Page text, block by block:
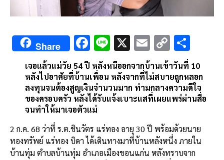
Share F
ac
e
b
o
o
k
Li
n
e
X E
m
ai
l
C
o
py
Li
n
k
h
ar
e
เจอแล้วแม่วัย 54 ปี หลังหนีออกจากบ้านเข้าวันที่ 10
หลังไปอาศัยที่บ้านเพื่อน หลังจากที่ไม่สบายถูกหลอก
ลงทุนจนต้องสูญเงินจำนวนมาก ท่ามกลางความดีใจ
ของครอบครัว หลังได้รับแจ้งเบาะแสที่เผยแพร่ผ่านสื่อ
จนทำให้มาเจอตัวแม่
2 ก.ค. 68 ว่าที่ ร.ต.ชินวัตร แร่ทอง อายุ 30 ปี พร้อมด้วยนาย
ทองทรัพย์ แร่ทอง บิดา ได้เดินทางมาที่บ้านหลังหนึ่ง ภายใน
บ้านทุ่ม ตำบลบ้านทุ่ม อำเภอเมืองขอนแก่น หลังทราบจาก